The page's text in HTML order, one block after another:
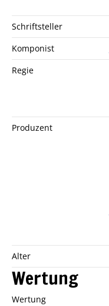
Schriftsteller
Komponist
Regie
Produzent
Alter
Wertung
Wertung